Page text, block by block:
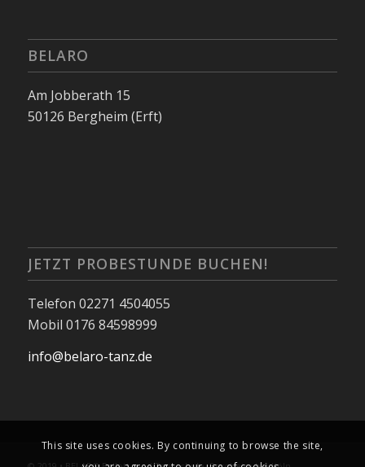
BELARO
Am Jobberath 15
50126 Bergheim (Erft)
JETZT PROBESTUNDE BUCHEN!
Telefon 02271 4504055
Mobil 0176 84598999
info@belaro-tanz.de
This site uses cookies. By continuing to browse the site,